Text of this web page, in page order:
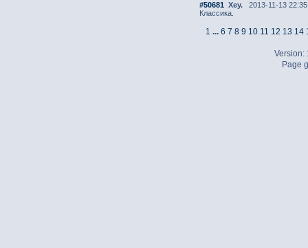
#50681 Xey.
2013-11-13
Классика.
1 ... 6 7 8 9 10 11 12 13 14
Version:
Page